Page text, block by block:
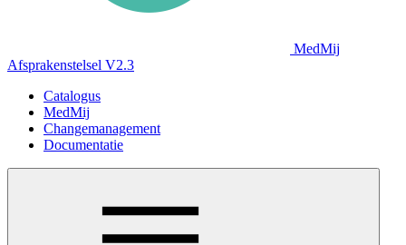
MedMij
Afsprakenstelsel V2.3
Catalogus
MedMij
Changemanagement
Documentatie